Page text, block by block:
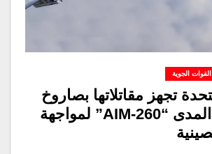
القوات الجوية
تجهز مقاتلاتها بصاروخ
جو-جو بعيد المدى “AIM-260” لمواجهة